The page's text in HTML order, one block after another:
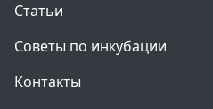
Статьи
Советы по инкубации
Контакты